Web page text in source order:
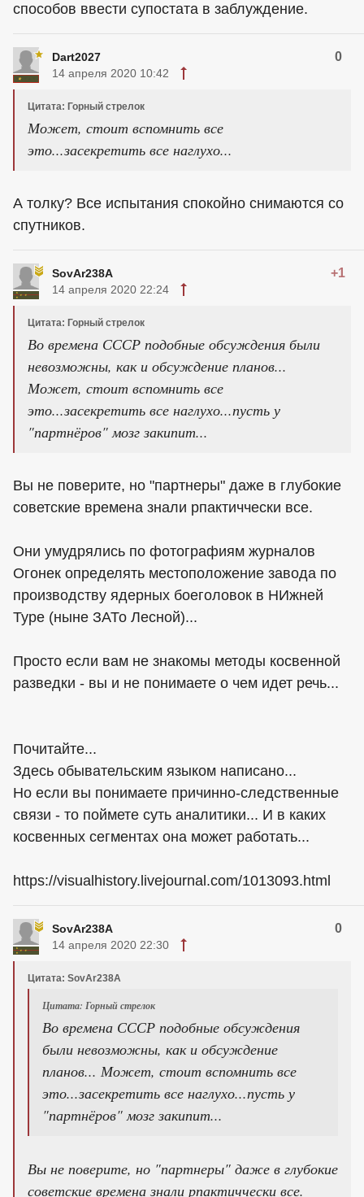
способов ввести супостата в заблуждение.
Dart2027 0
14 апреля 2020 10:42
Цитата: Горный стрелок
Может, стоит вспомнить все
это...засекретить все наглухо...
А толку? Все испытания спокойно снимаются со
спутников.
SovAr238A +1
14 апреля 2020 22:24
Цитата: Горный стрелок
Во времена СССР подобные обсуждения были
невозможны, как и обсуждение планов...
Может, стоит вспомнить все
это...засекретить все наглухо...пусть у
"партнёров" мозг закипит...
Вы не поверите, но "партнеры" даже в глубокие
советские времена знали рпактиччески все.
Они умудрялись по фотографиям журналов
Огонек определять местоположение завода по
производству ядерных боеголовок в НИжней
Туре (ныне ЗАТо Лесной)...
Просто если вам не знакомы методы косвенной
разведки - вы и не понимаете о чем идет речь...
Почитайте...
Здесь обывательским языком написано...
Но если вы понимаете причинно-следственные
связи - то поймете суть аналитики... И в каких
косвенных сегментах она может работать...
https://visualhistory.livejournal.com/1013093.html
SovAr238A 0
14 апреля 2020 22:30
Цитата: SovAr238A
Цитата: Горный стрелок
Во времена СССР подобные обсуждения
были невозможны, как и обсуждение
планов... Может, стоит вспомнить все
это...засекретить все наглухо...пусть у
"партнёров" мозг закипит...
Вы не поверите, но "партнеры" даже в глубокие
советские времена знали рпактиччески все.